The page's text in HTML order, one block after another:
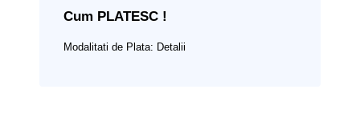
Cum PLATESC !
Modalitati de Plata: Detalii